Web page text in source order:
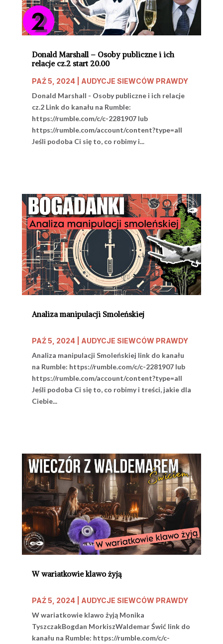
Donald Marshall – Osoby publiczne i ich
relacje cz.2 start 20.00
PAŹ 5, 2024| AUDYCJE SIEWCÓW PRAWDY
Donald Marshall - Osoby publiczne i ich relacje
cz.2 Link do kanału na Rumble:
https://rumble.com/c/c-2281907 lub
https://rumble.com/account/content?type=all
Jeśli podoba Ci się to, co robimy i...
Analiza manipulacji Smoleńskiej
PAŹ 5, 2024| AUDYCJE SIEWCÓW PRAWDY
Analiza manipulacji Smoleńskiej link do kanału
na Rumble: https://rumble.com/c/c-2281907 lub
https://rumble.com/account/content?type=all
Jeśli podoba Ci się to, co robimy i treści, jakie dla
Ciebie...
W wariatkowie klawo żyją
PAŹ 5, 2024| AUDYCJE SIEWCÓW PRAWDY
W wariatkowie klawo żyją Monika
TyszczakBogdan MorkiszWaldemar Świć link do
kanału na Rumble: https://rumble.com/c/c-